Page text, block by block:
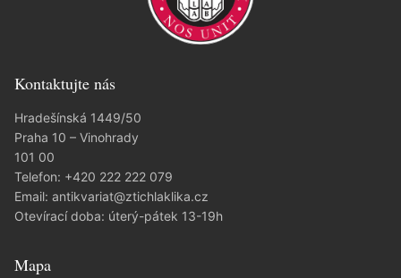
Kontaktujte nás
Hradešínská 1449/50
Praha 10 – Vinohrady
101 00
Telefon: +420 222 222 079
Email: antikvariat@ztichlaklika.cz
Otevírací doba: úterý-pátek 13-19h
Mapa